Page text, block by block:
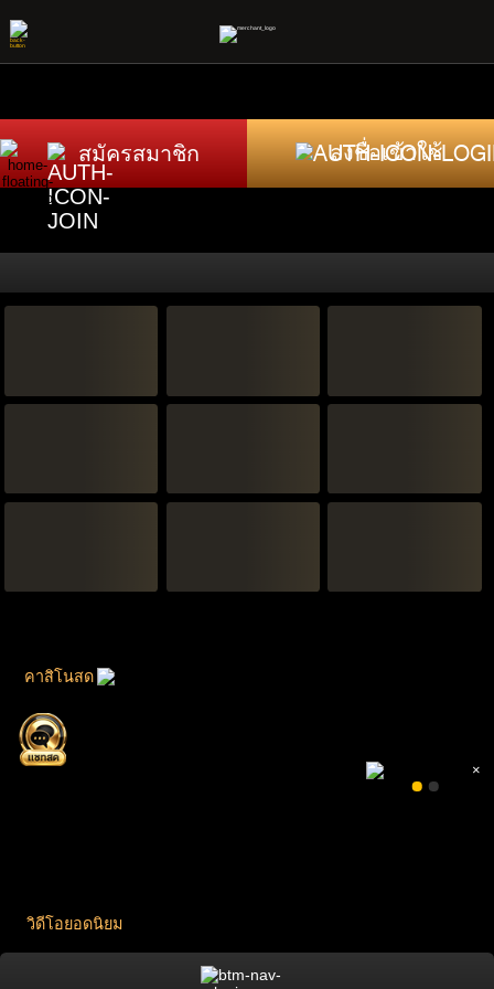
×
สมัครสมาชิก ลงชื่อเข้าใช้
คาสิโนสด
วิดีโอยอดนิยม
รับ
การ
แจ้ง
เตือน
ทันที
U31